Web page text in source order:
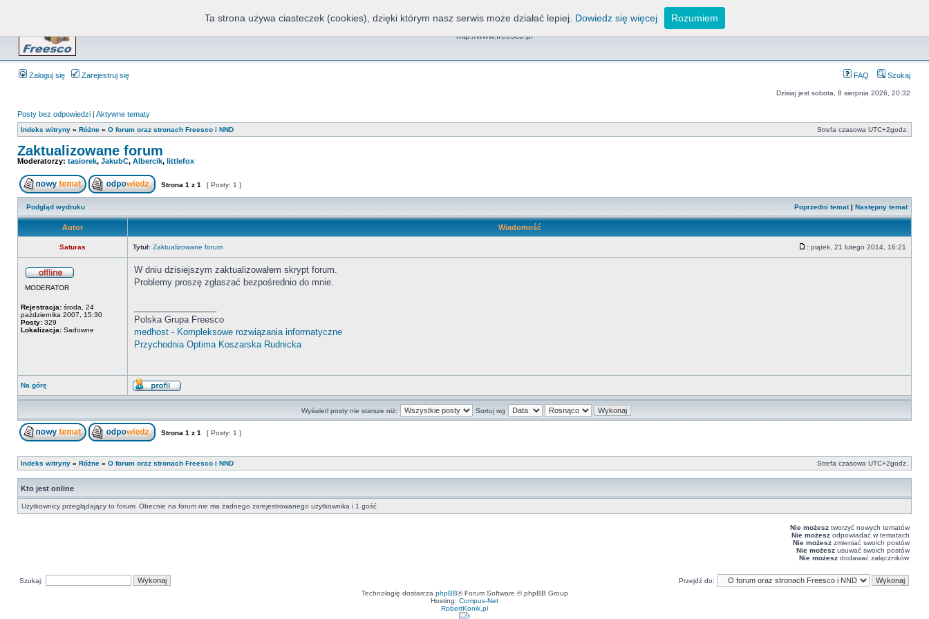
Freesco, NND, CDN, EOS
http://www.freesco.pl
Zaloguj się Zarejestruj się FAQ Szukaj
Dzisiaj jest sobota, 8 sierpnia 2026, 20:32
Posty bez odpowiedzi | Aktywne tematy
Indeks witryny » Różne » O forum oraz stronach Freesco i NND Strefa czasowa UTC+2godz.
Zaktualizowane forum
Moderatorzy: tasiorek, JakubC, Albercik, littlefox
Strona 1 z 1 [ Posty: 1 ]
Podgląd wydruku Poprzedni temat| Następny temat
Autor Wiadomość
Saturas Tytuł: Zaktualizowane forum : piątek, 21 lutego 2014, 16:21
MODERATOR
Rejestracja: środa, 24
października 2007, 15:30
Posty: 329
Lokalizacja: Sadowne
W dniu dzisiejszym zaktualizowałem skrypt forum.
Problemy proszę zgłaszać bezpośrednio do mnie.
Polska Grupa Freesco
medhost - Kompleksowe rozwiązania informatyczne
Przychodnia Optima Koszarska Rudnicka
Na górę
Wyświetl posty nie starsze niż: Sortuj wg
Strona 1 z 1 [ Posty: 1 ]
Indeks witryny » Różne » O forum oraz stronach Freesco i NND Strefa czasowa UTC+2godz.
Kto jest online
Użytkownicy przeglądający to forum: Obecnie na forum nie ma żadnego zarejestrowanego użytkownika i 1 gość
Nie możesz tworzyć nowych tematów
Nie możesz odpowiadać w tematach
Nie możesz zmieniać swoich postów
Nie możesz usuwać swoich postów
Nie możesz dodawać załączników
Szukaj:
Przejdź do:
Technologię dostarcza phpBB® Forum Software © phpBB Group
Hosting: Compus-Net
RobertKonik.pl
Ta strona używa ciasteczek (cookies), dzięki którym nasz serwis może działać lepiej. Dowiedz się więcej Rozumiem